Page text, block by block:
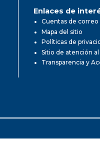
Enlaces de
Cuentas de correo
Mapa del sitio
Políticas de
Sitio de atención
Transparencia y